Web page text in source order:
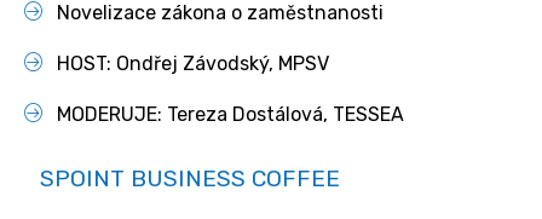
Novelizace zákona o zaměstnanosti
HOST: Ondřej Závodský, MPSV
MODERUJE: Tereza Dostálová, TESSEA
SPOINT BUSINESS COFFEE